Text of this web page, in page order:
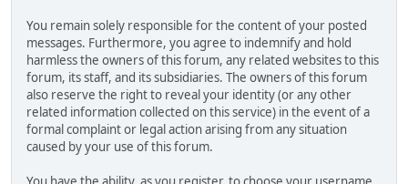
You remain solely responsible for the content of your posted
messages. Furthermore, you agree to indemnify and hold
harmless the owners of this forum, any related websites to this
forum, its staff, and its subsidiaries. The owners of this forum
also reserve the right to reveal your identity (or any other
related information collected on this service) in the event of a
formal complaint or legal action arising from any situation
caused by your use of this forum.